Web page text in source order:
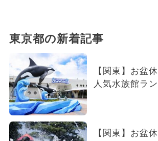
東京都の新着記事
【関東】お盆
人気水族館ラ
【関東】お盆